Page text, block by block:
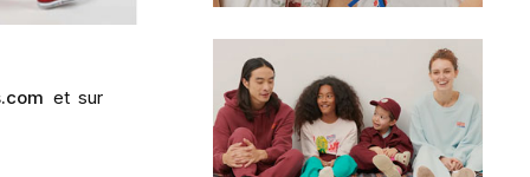
et sur